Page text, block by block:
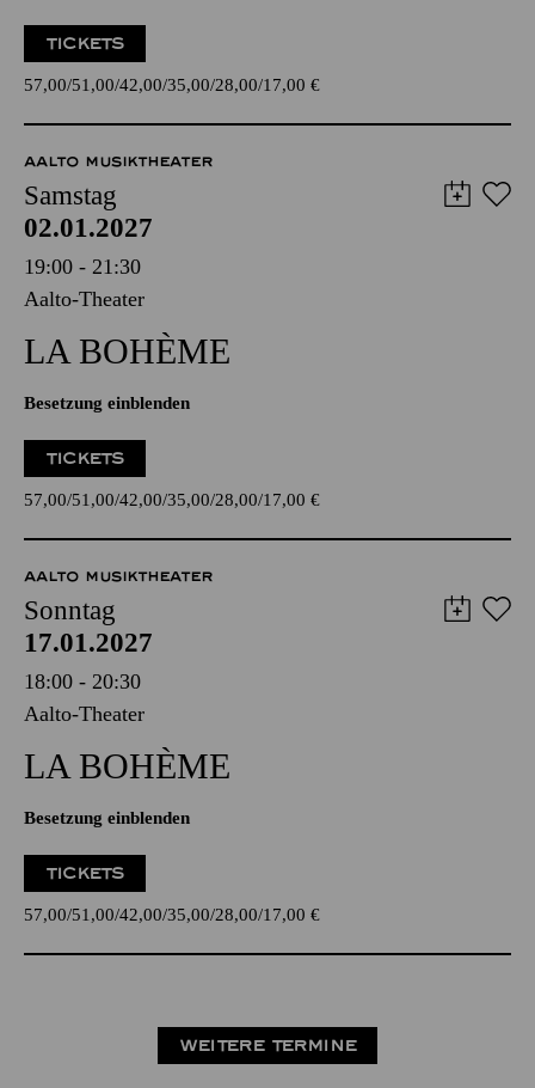
TICKETS
57,00 51,00 42,00 35,00 28,00 17,00 €
AALTO MUSIKTHEATER
Samstag
02.01.2027
19:00 - 21:30
Aalto-Theater
LA BOHÈME
Besetzung einblenden
TICKETS
57,00 51,00 42,00 35,00 28,00 17,00 €
AALTO MUSIKTHEATER
Sonntag
17.01.2027
18:00 - 20:30
Aalto-Theater
LA BOHÈME
Besetzung einblenden
TICKETS
57,00 51,00 42,00 35,00 28,00 17,00 €
WEITERE TERMINE